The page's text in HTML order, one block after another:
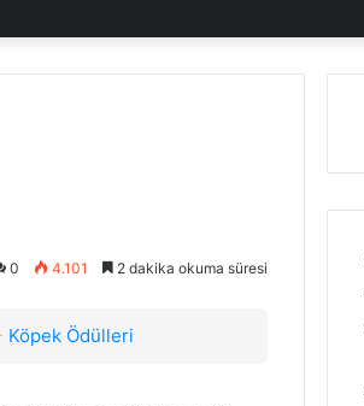
0 4.101 2 dakika okuma süresi
Köpek Ödülleri